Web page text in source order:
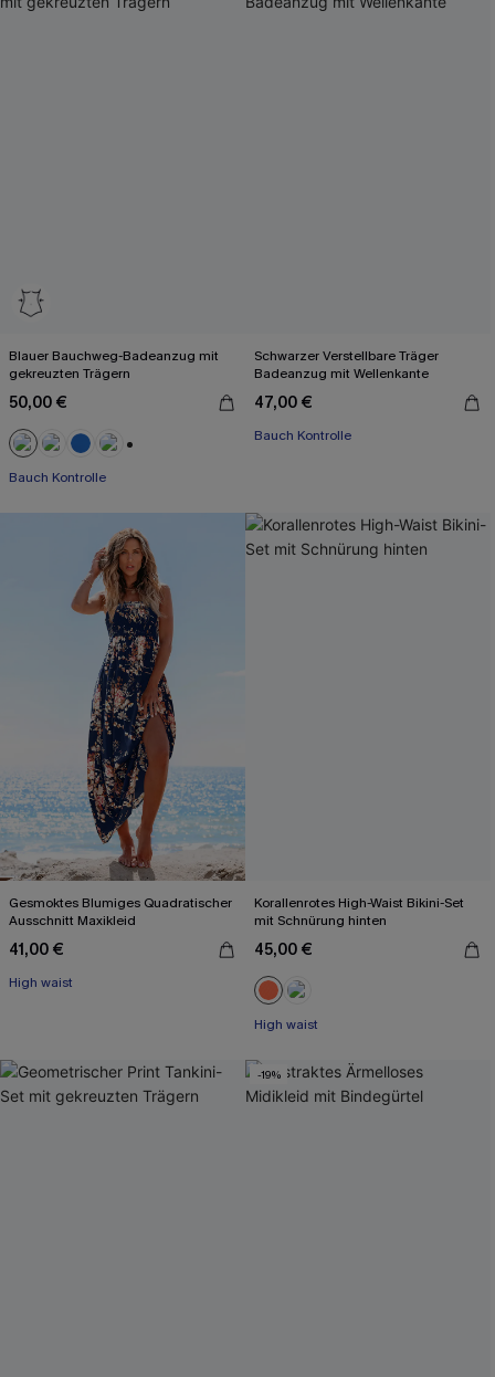
Blauer Bauchweg-Badeanzug mit
gekreuzten Trägern
50,00 €
Bauch Kontrolle
Schwarzer Verstellbare Träger
Badeanzug mit Wellenkante
47,00 €
Bauch Kontrolle
Gesmoktes Blumiges Quadratischer
Ausschnitt Maxikleid
41,00 €
High waist
Korallenrotes High-Waist Bikini-Set
mit Schnürung hinten
45,00 €
High waist
-19%